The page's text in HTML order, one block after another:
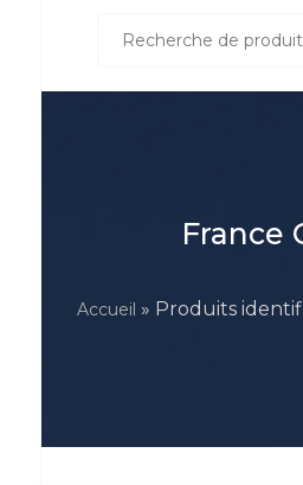
pour :
France
Accueil » Produits